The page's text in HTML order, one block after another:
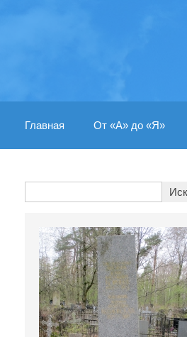
Главная От «А» до «Я»